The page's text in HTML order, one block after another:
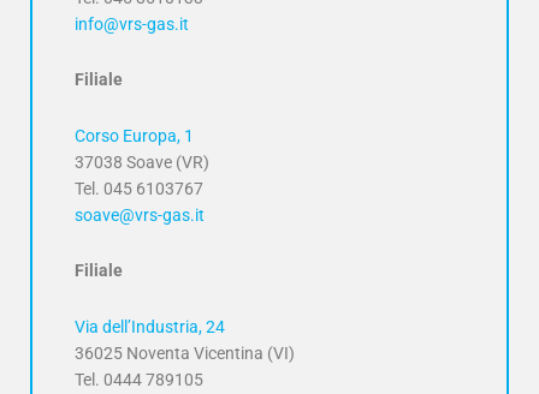
info@vrs-gas.it
Filiale
Corso Europa, 1
37038 Soave (VR)
Tel. 045 6103767
soave@vrs-gas.it
Filiale
Via dell’Industria, 24
36025 Noventa Vicentina (VI)
Tel. 0444 789105